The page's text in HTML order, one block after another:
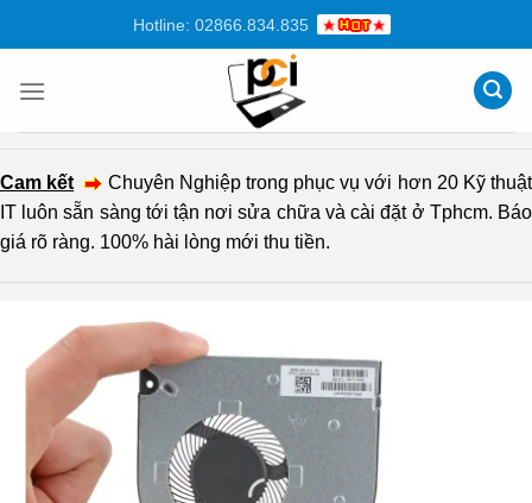
dung
Hotline: 02866.834.835
Cam kết
Chuyên Nghiệp trong phục vụ với hơn 20 Kỹ thuật
IT luôn sẵn sàng tới tận nơi sửa chữa và cài đặt ở Tphcm. Báo
giá rõ ràng. 100% hài lòng mới thu tiền.